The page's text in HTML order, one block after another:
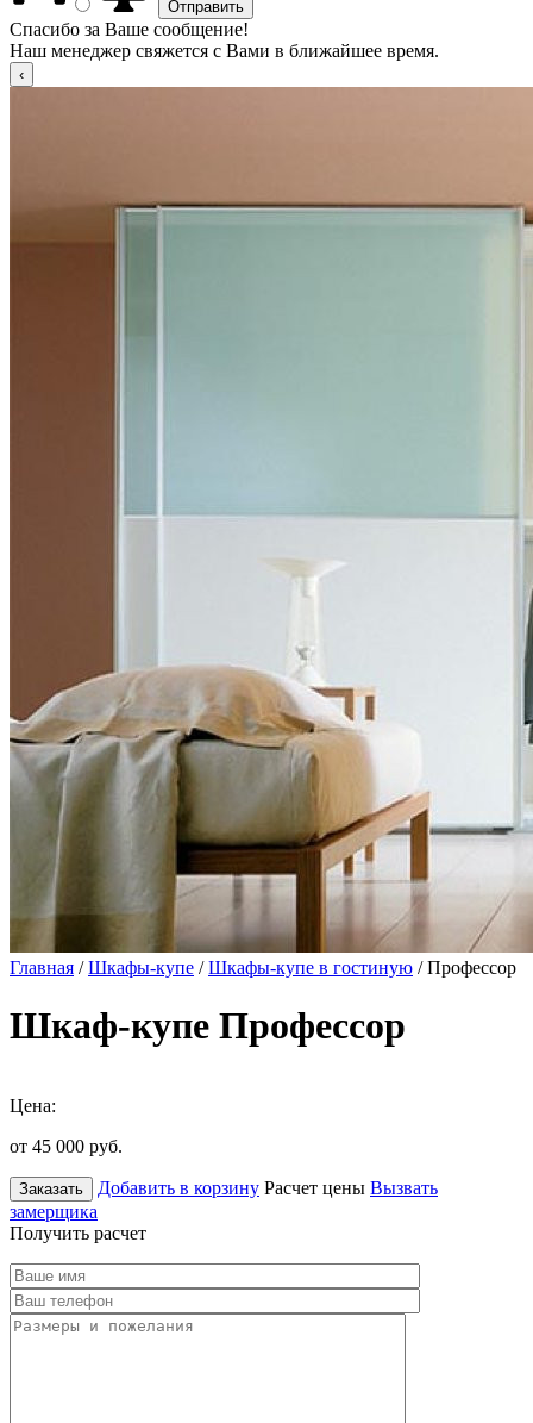
Спасибо за Ваше сообщение!
Наш менеджер свяжется с Вами в ближайшее время.
Главная /Шкафы-купе /Шкафы-купе в гостиную / Профессор
Шкаф-купе Профессор
Цена:
от 45 000 руб.
Заказать Добавить в корзину Расчет цены Вызвать
замерщика
Получить расчет